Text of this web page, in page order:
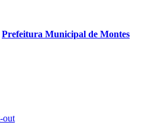
Prefeitura Municipal de Montes
out